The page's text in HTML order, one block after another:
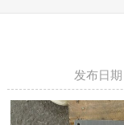
发布日